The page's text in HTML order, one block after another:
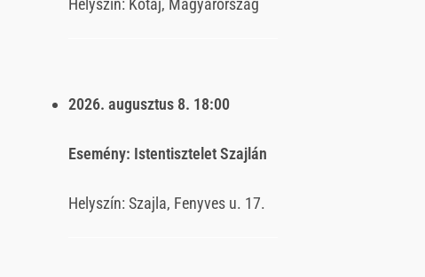
Helyszín: Kótaj, Magyarország
2026. augusztus 8. 18:00
Esemény: Istentisztelet Szajlán
Helyszín:Szajla, Fenyves u. 17.